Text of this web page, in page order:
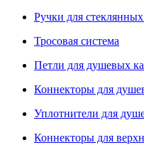
Ручки для
Тросовая система
Петли для душевых
Коннекторы для
Уплотнители для
Коннекторы для